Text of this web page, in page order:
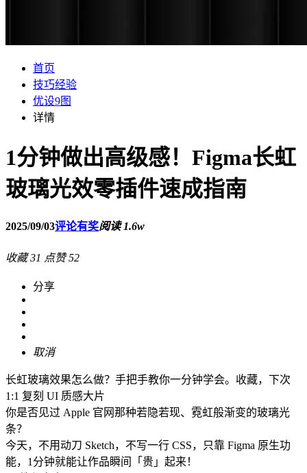
首页
技巧经验
优设9图
详情
1分钟做出高级感！Figma长虹
玻璃光效零插件速成指南
2025/09/03评论有奖阅读 1.6w
收藏 31 点赞 52
分享
取消
长虹玻璃效果怎么做？手把手教你一分钟学会。收藏，下次
1:1 复刻 UI 质感大片
你是否见过 Apple 官网那种若隐若现、霓虹般渐变的玻璃光
条？
今天，不用动刀 Sketch，不写一行 CSS，只靠 Figma 原生功
能，1分钟就能让作品瞬间「贵」起来！